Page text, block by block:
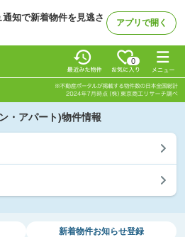
知で新着物件を見逃さ
アプリで開く
0
・アパート)物件情報
新着物件お知らせ登録